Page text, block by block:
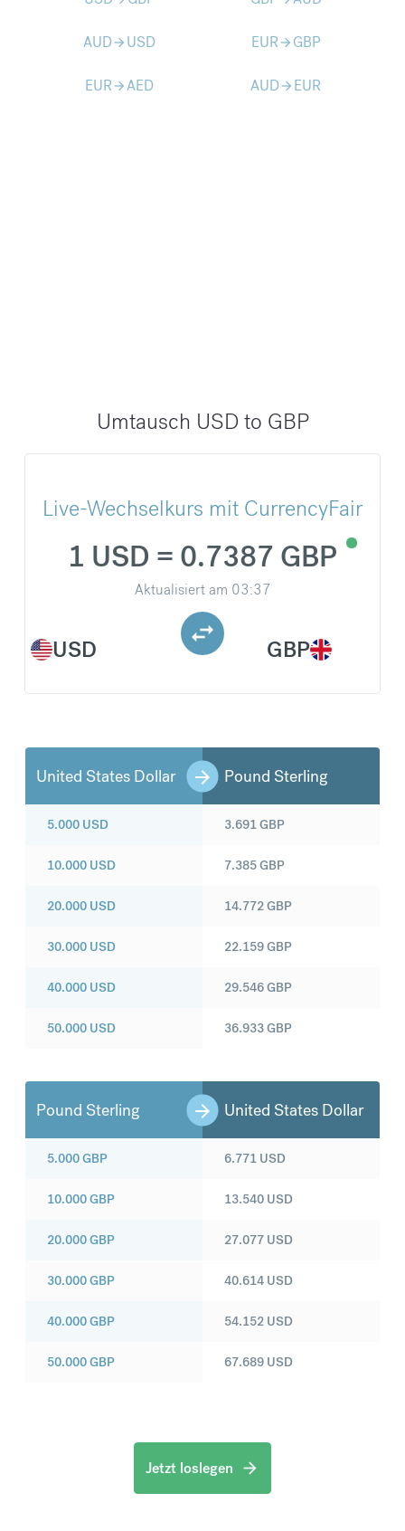
AUDarrow_forward USD EURarrow_forward GBP
EURarrow_forwardAED AUDarrow_forward EUR
Umtausch USD to GBP
Live-Wechselkurs mit CurrencyFair
USD
1 USD = 0.7387 GBP
Aktualisiert am 03:37
GBP
United States Dollar Pound Sterling
5.000 USD
10.000 USD
20.000 USD
30.000 USD
40.000 USD
50.000 USD
3.691GBP
7.385GBP
14.772GBP
22.159GBP
29.546GBP
36.933GBP
Pound Sterling United States Dollar
5.000GBP
10.000GBP
20.000GBP
30.000GBP
40.000GBP
50.000GBP
6.771 USD
13.540 USD
27.077 USD
40.614 USD
54.152 USD
67.689 USD
Jetzt loslegen